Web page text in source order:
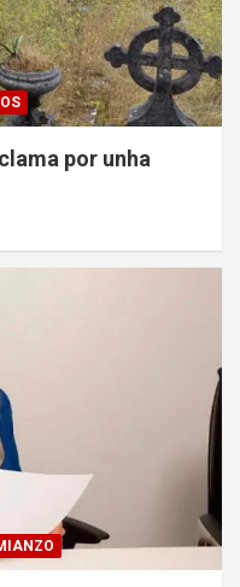
por unha